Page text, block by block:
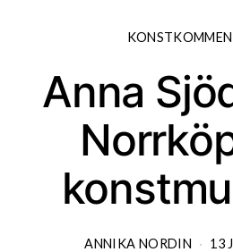
Anna
ANNIKA NORDIN 13